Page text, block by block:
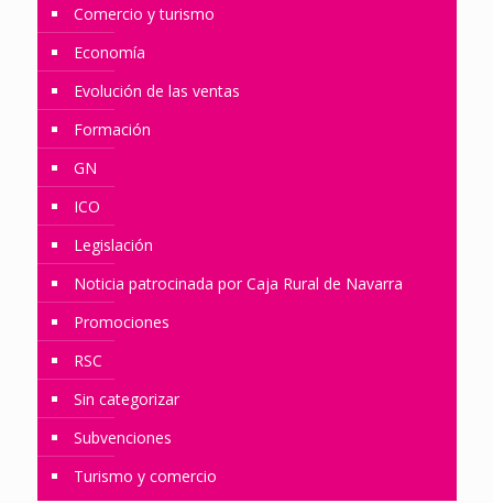
Comercio y turismo
Economía
Evolución de las ventas
Formación
GN
ICO
Legislación
Noticia patrocinada por Caja Rural de Navarra
Promociones
RSC
Sin categorizar
Subvenciones
Turismo y comercio